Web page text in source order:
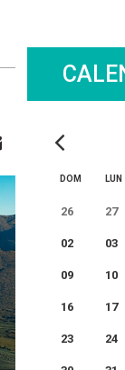
DOM LUN
26 27
02 03
09 10
16 17
23 24